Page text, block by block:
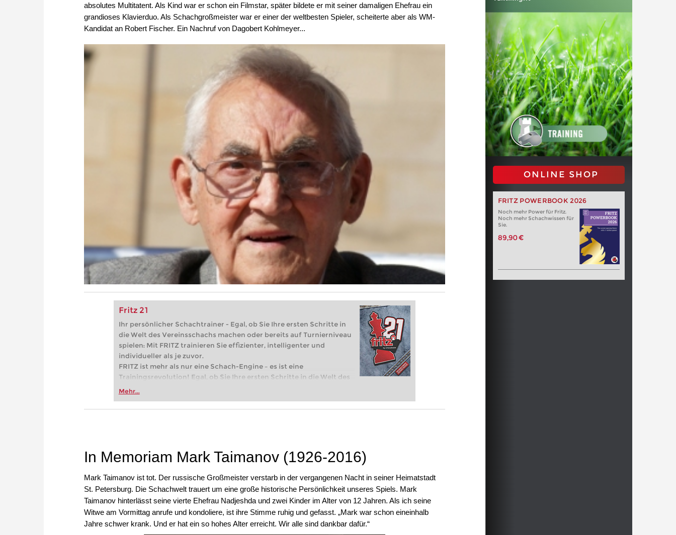
absolutes Multitatent. Als Kind war er schon ein Filmstar, später bildete er mit seiner damaligen Ehefrau ein
grandioses Klavierduo. Als Schachgroßmeister war er einer der weltbesten Spieler, scheiterte aber als WM-
Kandidat an Robert Fischer. Ein Nachruf von Dagobert Kohlmeyer...
Fritz 21
Ihr persönlicher Schachtrainer - Egal, ob Sie Ihre ersten Schritte in
die Welt des Vereinsschachs machen oder bereits auf Turnierniveau
spielen: Mit FRITZ trainieren Sie effizienter, intelligenter und
individueller als je zuvor.
FRITZ ist mehr als nur eine Schach-Engine – es ist eine
Trainingsrevolution! Egal, ob Sie Ihre ersten Schritte in die Welt des
Vereinsschachs machen oder bereits auf Turnierniveau spielen: Mit
zuvor.
Mehr...
ONLINE SHOP
FRITZ POWERBOOK 2026
Noch mehr Power für Fritz.
Noch mehr Schachwissen für
Sie.
89,90 €
In Memoriam Mark Taimanov (1926-2016)
Mark Taimanov ist tot. Der russische Großmeister verstarb in der vergangenen Nacht in seiner Heimatstadt
St. Petersburg. Die Schachwelt trauert um eine große historische Persönlichkeit unseres Spiels. Mark
Taimanov hinterlässt seine vierte Ehefrau Nadjeshda und zwei Kinder im Alter von 12 Jahren. Als ich seine
Witwe am Vormittag anrufe und kondoliere, ist ihre Stimme ruhig und gefasst. „Mark war schon eineinhalb
Jahre schwer krank. Und er hat ein so hohes Alter erreicht. Wir alle sind dankbar dafür.“